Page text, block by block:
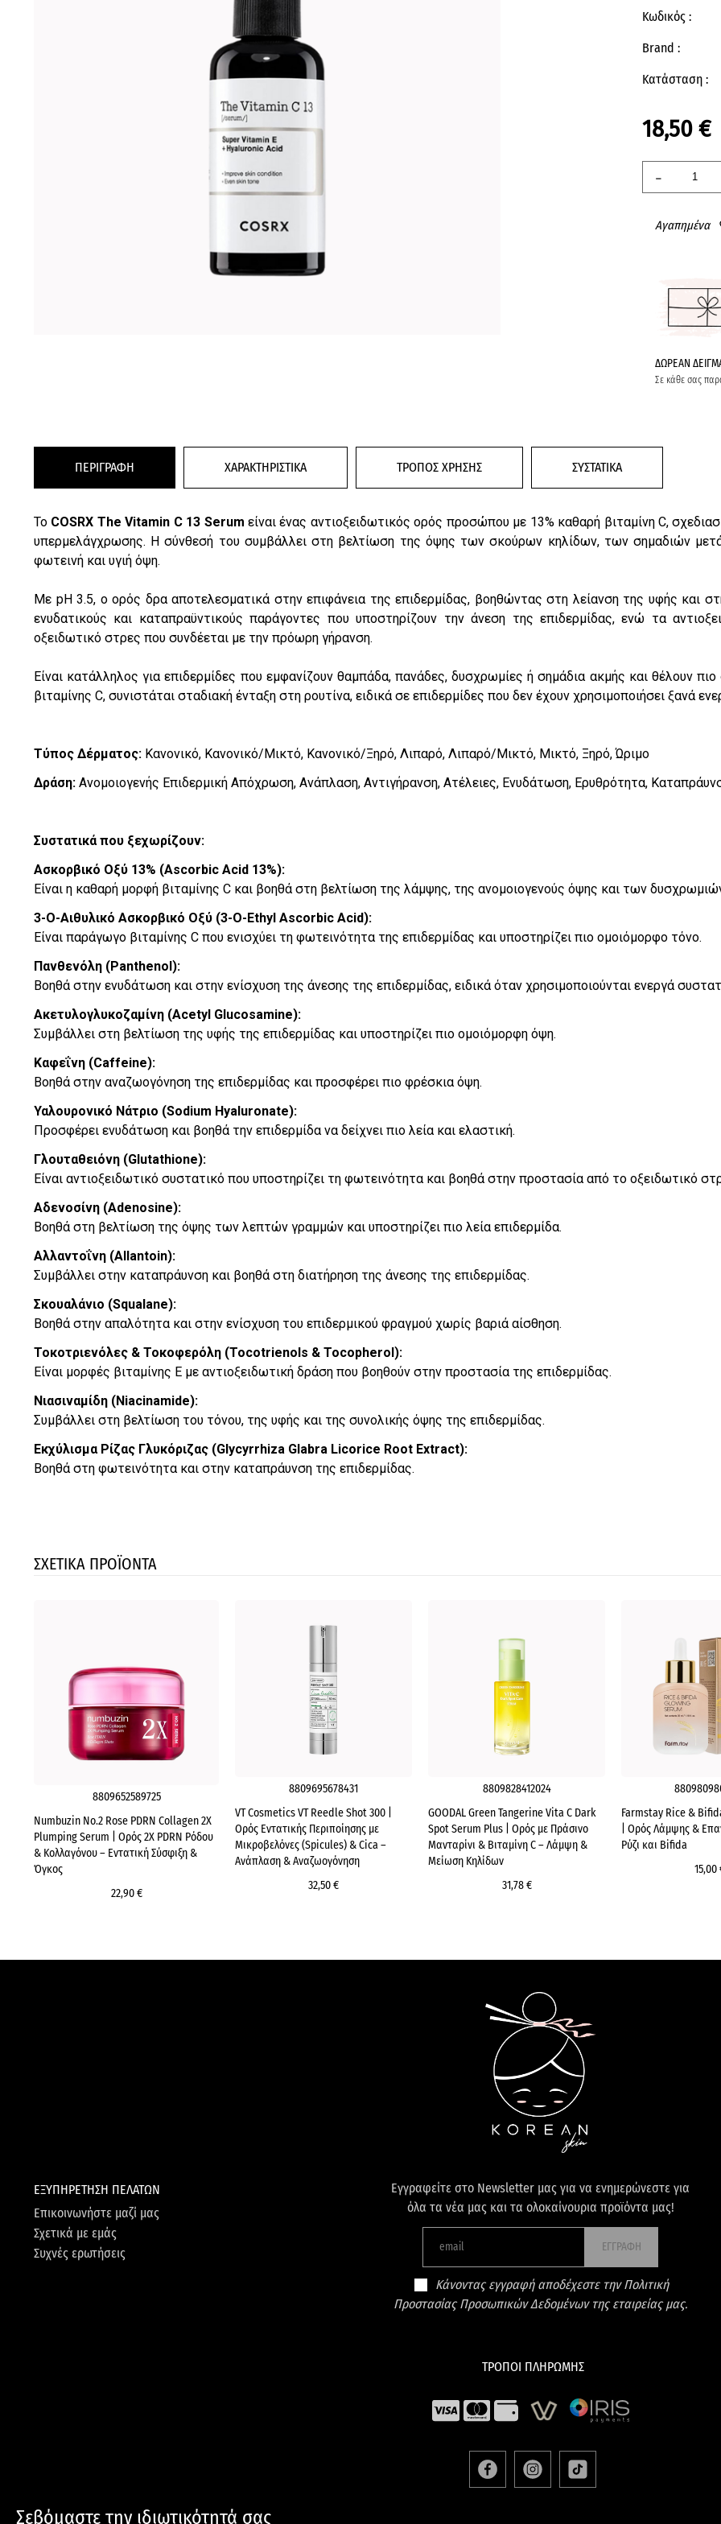
Κωδικός :
Brand :
Κατάσταση :
18,50 €
-
ΔΩΡΕΑΝ
Σε κάθε σας
Αγαπημένα
ΠΕΡΙΓΡΑΦΗ ΧΑΡΑΚΤΗΡΙΣΤΙΚΑ ΤΡΟΠΟΣ ΧΡΗΣΗΣ ΣΥΣΤΑΤΙΚΑ
Το COSRX The Vitamin C 13 Serum είναι ένας αντιοξειδωτικός ορός προσώπου με 13% καθαρή βιταμίνη C,
υπερμελάγχρωσης. Η σύνθεσή του συμβάλλει στη βελτίωση της όψης των σκούρων κηλίδων, των σημαδιών
φωτεινή και υγιή όψη.
Με pH 3.5, ο ορός δρα αποτελεσματικά στην επιφάνεια της επιδερμίδας, βοηθώντας στη λείανση της υφής και
ενυδατικούς και καταπραϋντικούς παράγοντες που υποστηρίζουν την άνεση της επιδερμίδας, ενώ τα
οξειδωτικό στρες που συνδέεται με την πρόωρη γήρανση.
Είναι κατάλληλος για επιδερμίδες που εμφανίζουν θαμπάδα, πανάδες, δυσχρωμίες ή σημάδια ακμής και θέλουν
βιταμίνης C, συνιστάται σταδιακή ένταξη στη ρουτίνα, ειδικά σε επιδερμίδες που δεν έχουν χρησιμοποιήσει ξανά
Τύπος Δέρματος: Κανονικό, Κανονικό/Μικτό, Κανονικό/Ξηρό, Λιπαρό, Λιπαρό/Μικτό, Μικτό, Ξηρό, Ώριμο
Δράση: Ανομοιογενής Επιδερμική Απόχρωση, Ανάπλαση, Αντιγήρανση, Ατέλειες, Ενυδάτωση, Ερυθρότητα,
Συστατικά που ξεχωρίζουν:
Ασκορβικό Οξύ 13% (Ascorbic Acid 13%):
Είναι η καθαρή μορφή βιταμίνης C και βοηθά στη βελτίωση της λάμψης, της ανομοιογενούς όψης και των
3-O-Αιθυλικό Ασκορβικό Οξύ (3-O-Ethyl Ascorbic Acid):
Είναι παράγωγο βιταμίνης C που ενισχύει τη φωτεινότητα της επιδερμίδας και υποστηρίζει πιο ομοιόμορφο τόνο.
Πανθενόλη (Panthenol):
Βοηθά στην ενυδάτωση και στην ενίσχυση της άνεσης της επιδερμίδας, ειδικά όταν χρησιμοποιούνται ενεργά
Ακετυλογλυκοζαμίνη (Acetyl Glucosamine):
Συμβάλλει στη βελτίωση της υφής της επιδερμίδας και υποστηρίζει πιο ομοιόμορφη όψη.
Καφεΐνη (Caffeine):
Βοηθά στην αναζωογόνηση της επιδερμίδας και προσφέρει πιο φρέσκια όψη.
Υαλουρονικό Νάτριο (Sodium Hyaluronate):
Προσφέρει ενυδάτωση και βοηθά την επιδερμίδα να δείχνει πιο λεία και ελαστική.
Γλουταθειόνη (Glutathione):
Είναι αντιοξειδωτικό συστατικό που υποστηρίζει τη φωτεινότητα και βοηθά στην προστασία από το οξειδωτικό
Αδενοσίνη (Adenosine):
Βοηθά στη βελτίωση της όψης των λεπτών γραμμών και υποστηρίζει πιο λεία επιδερμίδα.
Αλλαντοΐνη (Allantoin):
Συμβάλλει στην καταπράυνση και βοηθά στη διατήρηση της άνεσης της επιδερμίδας.
Σκουαλάνιο (Squalane):
Βοηθά στην απαλότητα και στην ενίσχυση του επιδερμικού φραγμού χωρίς βαριά αίσθηση.
Τοκοτριενόλες & Τοκοφερόλη (Tocotrienols & Tocopherol):
Είναι μορφές βιταμίνης Ε με αντιοξειδωτική δράση που βοηθούν στην προστασία της επιδερμίδας.
Νιασιναμίδη (Niacinamide):
Συμβάλλει στη βελτίωση του τόνου, της υφής και της συνολικής όψης της επιδερμίδας.
Εκχύλισμα Ρίζας Γλυκόριζας (Glycyrrhiza Glabra Licorice Root Extract):
Βοηθά στη φωτεινότητα και στην καταπράυνση της επιδερμίδας.
ΣΧΕΤΙΚΑ ΠΡΟΪΟΝΤΑ
8809652589725
Numbuzin No.2 Rose PDRN Collagen 2X
Plumping Serum | Ορός 2X PDRN Ρόδου
& Κολλαγόνου – Εντατική Σύσφιξη &
Όγκος
22,90 €
8809695678431
VT Cosmetics VT Reedle Shot 300 |
Ορός Εντατικής Περιποίησης με
Μικροβελόνες (Spicules) & Cica –
Ανάπλαση & Αναζωογόνηση
32,50 €
8809828412024
GOODAL Green Tangerine Vita C Dark
Spot Serum Plus | Ορός με Πράσινο
Μανταρίνι & Βιταμίνη C – Λάμψη &
Μείωση Κηλίδων
31,78 €
Farmstay Rice &
| Ορός Λάμψης &
Ρύζι και Bifida
15,00
Σεβόμαστε την ιδιωτικότητά σας
ΕΞΥΠΗΡΕΤΗΣΗ ΠΕΛΑΤΩΝ
Επικοινωνήστε μαζί μας
Σχετικά με εμάς
Συχνές ερωτήσεις
Εγγραφείτε στο Newsletter μας για να ενημερώνεστε για
όλα τα νέα μας και τα ολοκαίνουρια προϊόντα μας!
ΕΓΓΡΑΦΗ
Κάνοντας εγγραφή αποδέχεστε την Πολιτική
Προστασίας Προσωπικών Δεδομένων της εταιρείας μας.
ΤΡΟΠΟΙ ΠΛΗΡΩΜΗΣ